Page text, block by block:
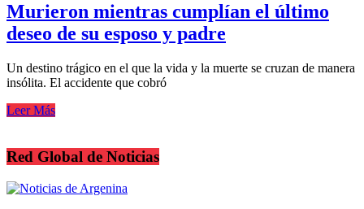
Murieron mientras cumplían el último
deseo de su esposo y padre
Un destino trágico en el que la vida y la muerte se cruzan de manera
insólita. El accidente que cobró
Leer Más
Red Global de Noticias